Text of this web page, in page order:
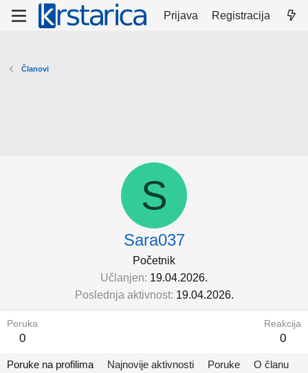
Prijava Registracija
Članovi
S
Sara037
Početnik
Učlanjen 19.04.2026.
Poslednja aktivnost 19.04.2026.
Poruka
0
Reakcija
0
Poruke na profilima Najnovije aktivnosti Poruke O članu